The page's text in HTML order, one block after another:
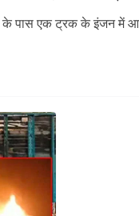
के पास एक ट्रक के इंजन में